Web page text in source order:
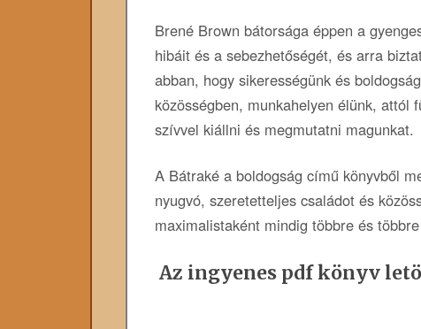
Brené Brown bátorsága éppen a
hibáit és a sebezhetőségét, és arra
abban, hogy sikerességünk és
közösségben, munkahelyen élünk, attól
szívvel kiállni és megmutatni magunkat.
A Bátraké a boldogság című könyvből
nyugvó, szeretetteljes családot és
maximalistaként mindig többre és
Az ingyenes pdf könyv